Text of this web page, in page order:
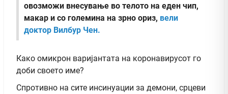
овозможи внесување во телото на еден чип,
макар и со големина на зрно ориз, вели
доктор Вилбур Чен.
Како омикрон варијантата на коронавирусот го
доби своето име?
Спротивно на сите инсинуации за демони, срцеви